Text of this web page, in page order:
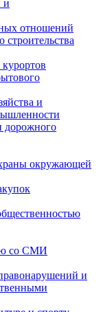
и
отношений
строительства
и
дорожного
окружающей
со СМИ
и